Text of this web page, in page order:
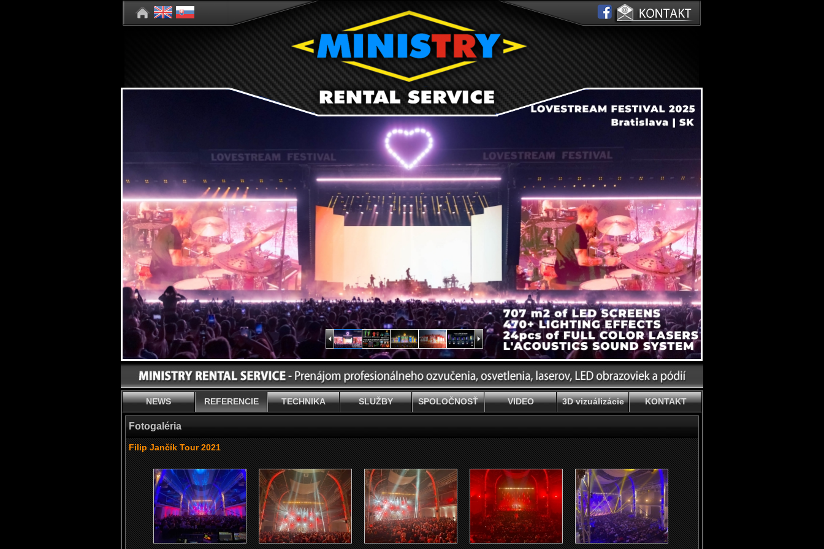
NEWS REFERENCIE TECHNIKA SLUŽBY SPOLOČNOSŤ VIDEO 3D vizuálizácie KONTAKT
Fotogaléria
Filip Jančík Tour 2021